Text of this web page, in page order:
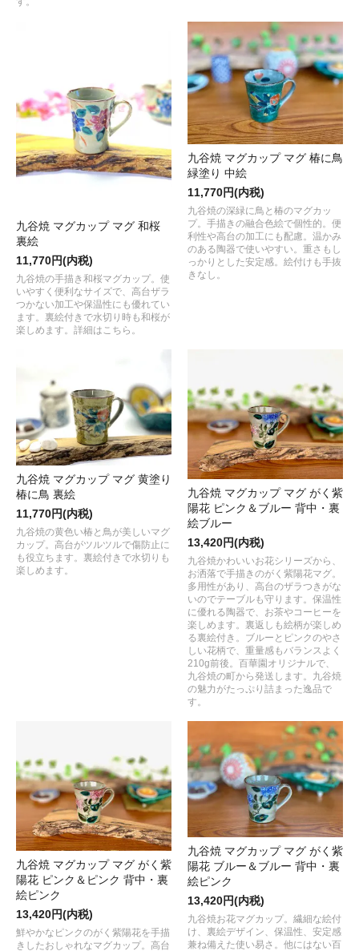
九谷焼 マグカップ マグ 和桜
裏絵
11,770円(内税)
九谷焼の手描き和桜マグカップ。使
いやすく便利なサイズで、高台ザラ
つかない加工や保温性にも優れてい
ます。裏絵付きで水切り時も和桜が
楽しめます。詳細はこちら。
九谷焼 マグカップ マグ 椿に鳥
緑塗り 中絵
11,770円(内税)
九谷焼の深緑に鳥と椿のマグカッ
プ。手描きの融合色絵で個性的。便
利性や高台の加工にも配慮。温かみ
のある陶器で使いやすい。重さもし
っかりとした安定感。絵付けも手抜
きなし。
九谷焼 マグカップ マグ 黄塗り
椿に鳥 裏絵
11,770円(内税)
九谷焼の黄色い椿と鳥が美しいマグ
カップ。高台がツルツルで傷防止に
も役立ちます。裏絵付きで水切りも
楽しめます。
九谷焼 マグカップ マグ がく紫
陽花 ピンク＆ブルー 背中・裏
絵ブルー
13,420円(内税)
九谷焼かわいいお花シリーズから、
お洒落で手描きのがく紫陽花マグ。
多用性があり、高台のザラつきがな
いのでテーブルも守ります。保温性
に優れる陶器で、お茶やコーヒーを
楽しめます。裏返しも絵柄が楽しめ
る裏絵付き。ブルーとピンクのやさ
しい花柄で、重量感もバランスよく
210g前後。百華園オリジナルで、
九谷焼の町から発送します。九谷焼
の魅力がたっぷり詰まった逸品で
す。
九谷焼 マグカップ マグ がく紫
陽花 ピンク＆ピンク 背中・裏
絵ピンク
13,420円(内税)
鮮やかなピンクのがく紫陽花を手描
きしたおしゃれなマグカップ。高台
九谷焼 マグカップ マグ がく紫
陽花 ブルー＆ブルー 背中・裏
絵ピンク
13,420円(内税)
九谷焼お花マグカップ。繊細な絵付
け、裏絵デザイン、保温性、安定感
兼ね備えた使い易さ。他にはない百